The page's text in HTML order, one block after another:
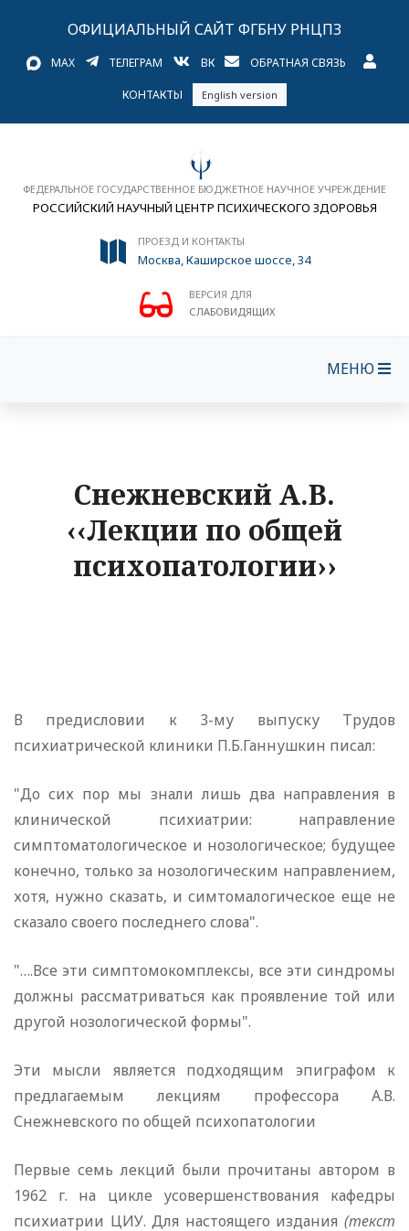
ОФИЦИАЛЬНЫЙ САЙТ ФГБНУ РНЦПЗ
MAX ТЕЛЕГРАМ ВК ОБРАТНАЯ СВЯЗЬ
КОНТАКТЫ English version
ФЕДЕРАЛЬНОЕ ГОСУДАРСТВЕННОЕ БЮДЖЕТНОЕ НАУЧНОЕ УЧРЕЖДЕНИЕ
РОССИЙСКИЙ НАУЧНЫЙ ЦЕНТР ПСИХИЧЕСКОГО ЗДОРОВЬЯ
ПРОЕЗД И КОНТАКТЫ
Москва, Каширское шоссе, 34
ВЕРСИЯ ДЛЯ
СЛАБОВИДЯЩИХ
МЕНЮ
Снежневский А.В.
‹‹Лекции по общей
психопатологии››
В предисловии к 3-му выпуску Трудов
психиатрической клиники П.Б.Ганнушкин писал:
"До сих пор мы знали лишь два направления в
клинической психиатрии: направление
симптоматологическое и нозологическое; будущее
конечно, только за нозологическим направлением,
хотя, нужно сказать, и симтомалогическое еще не
сказало своего последнего слова".
"….Все эти симптомокомплексы, все эти синдромы
должны рассматриваться как проявление той или
другой нозологической формы".
Эти мысли является подходящим эпиграфом к
предлагаемым лекциям профессора А.В.
Снежневского по общей психопатологии
Первые семь лекций были прочитаны автором в
1962 г. на цикле усовершенствования кафедры
психиатрии ЦИУ. Для настоящего издания (текст